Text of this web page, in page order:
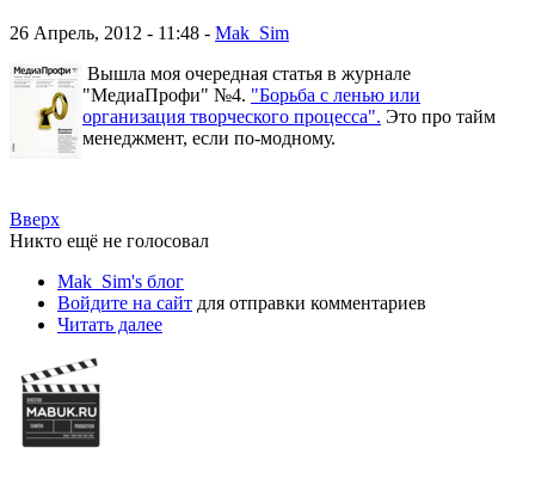
26 Апрель, 2012 - 11:48 - Mak_Sim
Вышла моя очередная статья в журнале
"МедиаПрофи" №4. "Борьба с ленью или
организация творческого процесса". Это про тайм
менеджмент, если по-модному.
Вверх
Никто ещё не голосовал
Mak_Sim's блог
Войдите на сайт для отправки комментариев
Читать далее